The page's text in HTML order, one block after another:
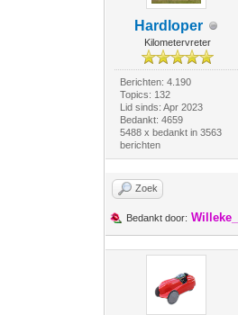
Hardloper
Kilometervreter
Berichten: 4.190
Topics: 132
Lid sinds: Apr 2023
Bedankt: 4659
5488 x bedankt in 3563
berichten
Zoek
Bedankt door: